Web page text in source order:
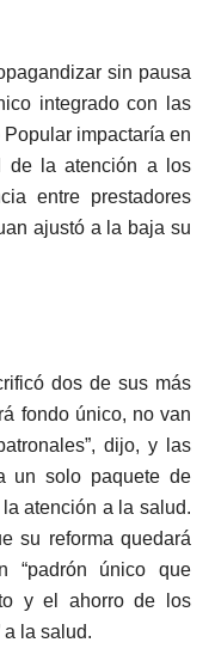
sin pausa
integrado con las
impactaría en
de la atención a los
entre prestadores
ajustó a la baja su
dos de sus más
fondo único, no van
dijo, y las
un solo paquete de
atención a la salud.
su reforma quedará
“padrón único que
y el ahorro de los
a la salud.